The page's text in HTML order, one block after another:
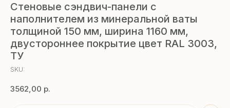
Стеновые сэндвич-панели с
наполнителем из минеральной ваты
толщиной 150 мм, ширина 1160 мм,
двустороннее покрытие цвет RAL 3003,
ТУ
SKU:
3562,00 р.